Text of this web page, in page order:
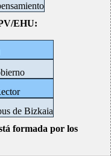
EHU:
de Bizkaia
formada por los